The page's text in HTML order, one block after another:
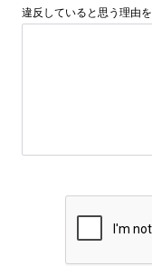
違反していると思う理由